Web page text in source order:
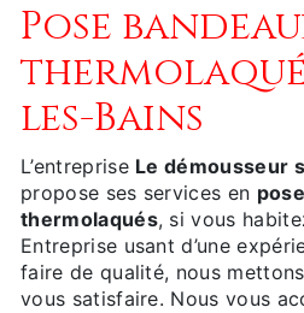
pose bandeaux
les-Bains
L’entreprise Le démousseur
propose ses services en
thermolaqués, si vous
Entreprise usant d’une
faire de qualité, nous
vous satisfaire. Nous vous